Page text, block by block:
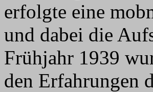
erfolgte eine
und dabei die
Frühjahr 1939
den Erfahrungen